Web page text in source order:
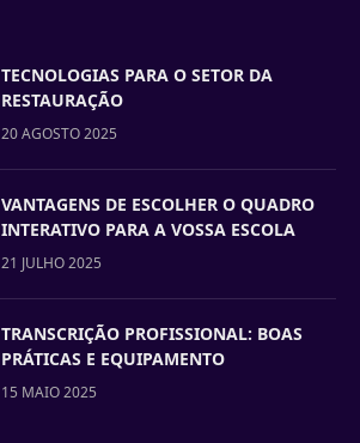
TECNOLOGIAS PARA O SETOR DA
RESTAURAÇÃO
20 AGOSTO 2025
VANTAGENS DE ESCOLHER O QUADRO
INTERATIVO PARA A VOSSA ESCOLA
21 JULHO 2025
TRANSCRIÇÃO PROFISSIONAL: BOAS
PRÁTICAS E EQUIPAMENTO
15 MAIO 2025